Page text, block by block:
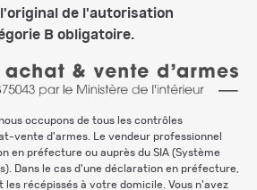
de l'autorisation
B obligatoire.
occupons de tous les contrôles
vente d'armes. Le vendeur professionnel
en préfecture ou auprès du SIA (Système
Dans le cas d'une déclaration en préfecture,
récépissés à votre domicile. Vous n'avez